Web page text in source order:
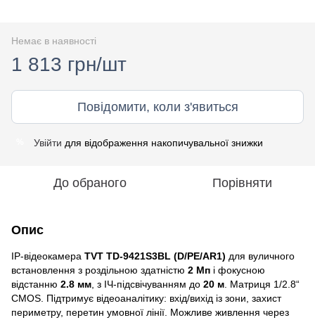
Немає в наявності
1 813 грн/шт
Повідомити, коли з'явиться
Увійти для відображення накопичувальної знижки
До обраного Порівняти
Опис
IP-відеокамера TVT TD-9421S3BL (D/PE/AR1) для вуличного
встановлення з роздільною здатністю 2 Мп і фокусною
відстанню 2.8 мм , з ІЧ-підсвічуванням до 20 м . Матриця 1/2.8“
CMOS. Підтримує відеоаналітику: вхід/вихід із зони, захист
периметру, перетин умовної лінії. Можливе живлення через